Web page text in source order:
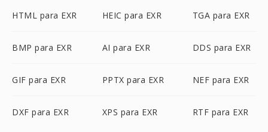
HTML para EXR HEIC para EXR TGA para EXR
BMP para EXR AI para EXR DDS para EXR
GIF para EXR PPTX para EXR NEF para EXR
DXF para EXR XPS para EXR RTF para EXR